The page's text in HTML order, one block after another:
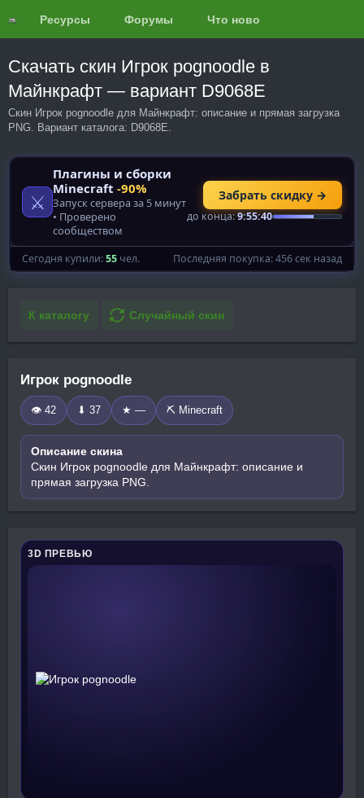
Ресурсы Форумы Что нового?
Скачать скин Игрок pognoodle в
Майнкрафт — вариант D9068E
Скин Игрок pognoodle для Майнкрафт: описание и прямая загрузка
PNG. Вариант каталога: D9068E.
К каталогу Случайный скин
Игрок pognoodle
👁 42 ⬇ 37 ★ — ⛏️ Minecraft
Описание скина
Скин Игрок pognoodle для Майнкрафт: описание и
прямая загрузка PNG.
3D ПРЕВЬЮ